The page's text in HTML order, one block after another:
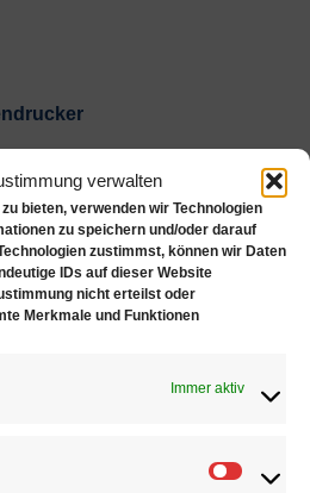
verwalten
bieten, verwenden wir Technologien
zu speichern und/oder darauf
zustimmst, können wir Daten
IDs auf dieser Website
nicht erteilst oder
Merkmale und Funktionen
Immer aktiv
mit einer
Bedienoberfläche
Leistungsstark und
sich die GP-730
für den Einsatz im
Die kompakten Geräte
2.0, USB Host und Ethernet)